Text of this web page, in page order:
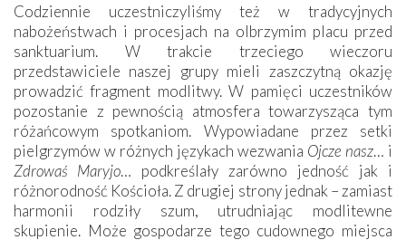
Codziennie uczestniczyliśmy też w tradycyjnych
nabożeństwach i procesjach na olbrzymim placu przed
sanktuarium. W trakcie trzeciego wieczoru
przedstawiciele naszej grupy mieli zaszczytną okazję
prowadzić fragment modlitwy. W pamięci uczestników
pozostanie z pewnością atmosfera towarzysząca tym
różańcowym spotkaniom. Wypowiadane przez setki
pielgrzymów w różnych językach wezwania Ojcze nasz… i
Zdrowaś Maryjo… podkreślały zarówno jedność jak i
różnorodność Kościoła. Z drugiej strony jednak – zamiast
harmonii rodziły szum, utrudniając modlitewne
skupienie. Może gospodarze tego cudownego miejsca